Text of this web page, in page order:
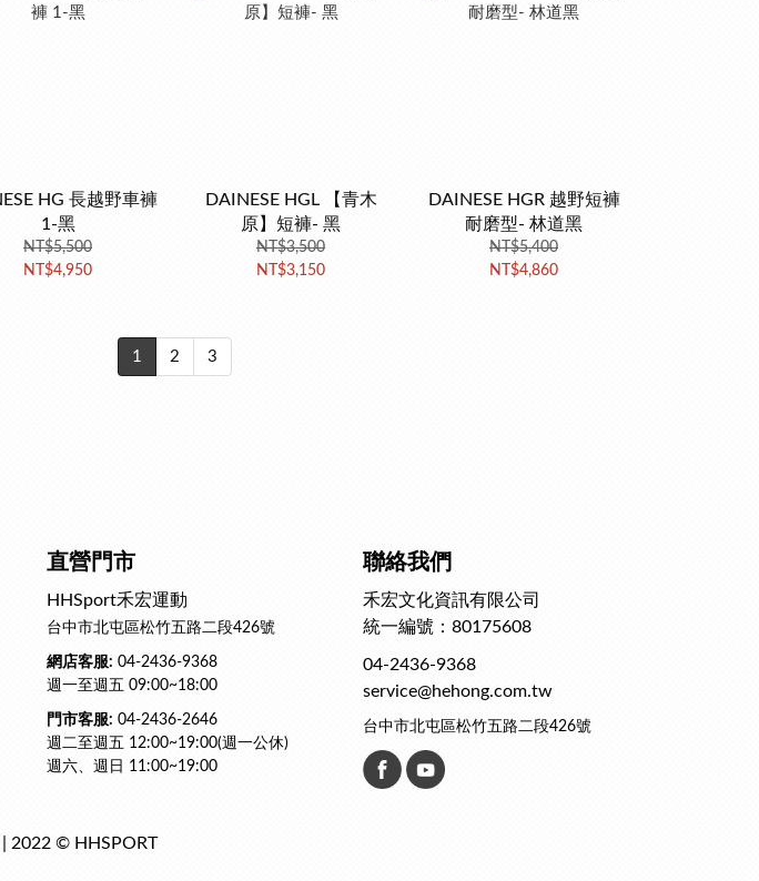
HG 長越野車褲
1-黑
NT$5,500
NT$4,950
DAINESE HGL 【青木
原】短褲- 黑
NT$3,500
NT$3,150
DAINESE HGR 越野短褲
耐磨型- 林道黑
NT$5,400
NT$4,860
1 2 3
直營門市
HHSport禾宏運動
台中市北屯區松竹五路二段426號
網店客服: 04-2436-9368
週一至週五 09:00~18:00
門市客服: 04-2436-2646
週二至週五 12:00~19:00(週一公休)
週六、週日 11:00~19:00
聯絡我們
禾宏文化資訊有限公司
統一編號：80175608
04-2436-9368
service@hehong.com.tw
台中市北屯區松竹五路二段426號
| 2022 © HHSPORT